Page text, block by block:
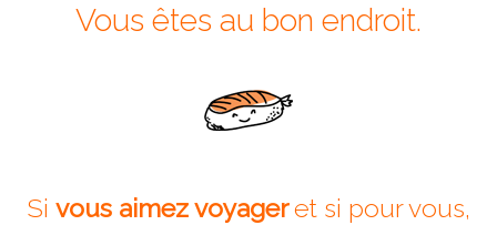
Bolivie
Lac Titicaca
Sucre
Vous êtes au bon endroit.
Si vous aimez voyageret si pour vous,